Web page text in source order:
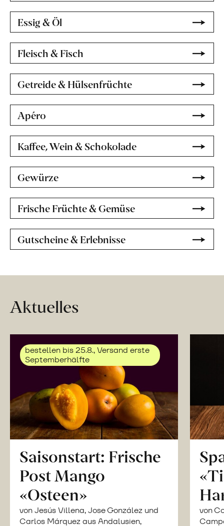
Essig & Öl
Fleisch & Fisch
Getreide & Hülsenfrüchte
Apéro
Kaffee, Wein & Schokolade
Gewürze
Frische Früchte & Gemüse
Gutscheine & Erlebnisse
Aktuelles
bestellen bis 25.8., Versand erste
Septemberhälfte
Saisonstart: Frische
Post Mango
«Osteen»
von Jesús Villena, Jose González und
Carlos Márquez aus Andalusien,
von